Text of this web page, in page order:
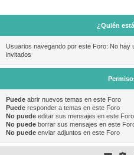
¿Quién
Usuarios navegando por este Foro: No
invitados
Puede abrir nuevos temas en este Foro
Puede responder a temas en este Foro
No puede editar sus mensajes en este Foro
No puede borrar sus mensajes en este
No puede enviar adjuntos en este Foro